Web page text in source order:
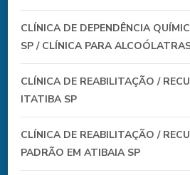
CLÍNICA DE DEPENDÊNCIA
SP / CLÍNICA PARA
CLÍNICA DE REABILITAÇÃO /
ITATIBA SP
CLÍNICA DE REABILITAÇÃO /
PADRÃO EM ATIBAIA SP